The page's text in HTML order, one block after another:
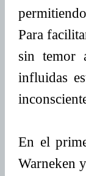
Para
sin temor
influidas
En el
Warneken